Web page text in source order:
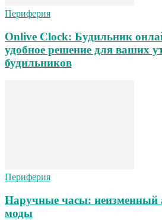
Периферия
Onlive Clock: Будильник
удобное решение для ваших
будильников
Периферия
Наручные часы: неизменный
моды